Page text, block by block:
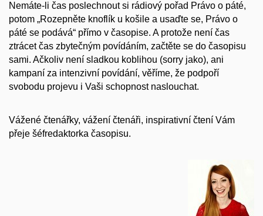
Nemáte-li čas poslechnout si rádiový pořad Právo o páté,
potom „Rozepněte knoflík u košile a usaďte se, Právo o
páté se podává“ přímo v časopise. A protože není čas
ztrácet čas zbytečným povídáním, začtěte se do časopisu
sami. Ačkoliv není sladkou koblihou (sorry jako), ani
kampaní za intenzivní povídání, věříme, že podpoří
svobodu projevu i Vaši schopnost naslouchat.
Vážené čtenářky, vážení čtenáři, inspirativní čtení Vám
přeje šéfredaktorka časopisu.